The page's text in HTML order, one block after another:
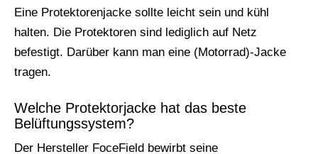
Eine Protektorenjacke sollte leicht sein und kühl
halten. Die Protektoren sind lediglich auf Netz
befestigt. Darüber kann man eine (Motorrad)-Jacke
tragen.
Welche Protektorjacke hat das beste
Belüftungssystem?
Der Hersteller FoceField bewirbt seine